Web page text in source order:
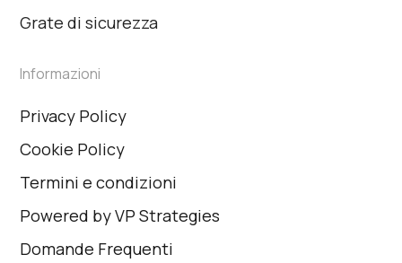
Grate di sicurezza
Informazioni
Privacy Policy
Cookie Policy
Termini e condizioni
Powered by VP Strategies
Domande Frequenti